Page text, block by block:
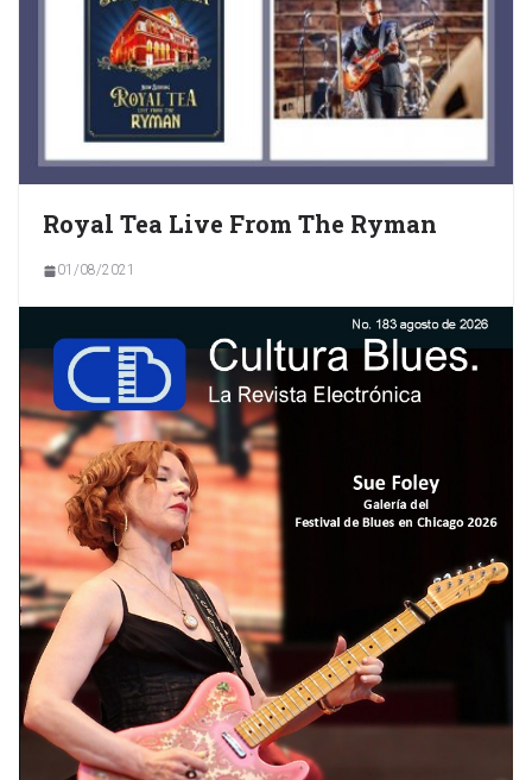
Royal Tea Live From The Ryman
01/08/2021